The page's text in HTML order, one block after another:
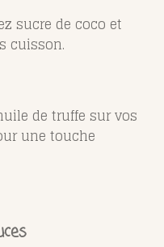
sucre de coco et
cuisson.
de truffe sur vos
une touche